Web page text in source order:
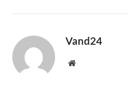
Vand24
Website